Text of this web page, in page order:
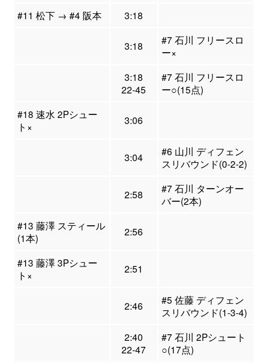
#11 松下 → #4 阪本 3:18
3:18
#7 石川 フリースロ
ー×
3:18
22-45
#7 石川 フリースロ
ー○(15点)
#18 速水 2Pシュー
ト×
3:06
3:04
#6 山川 ディフェン
スリバウンド(0-2-2)
2:58
#7 石川 ターンオー
バー(2本)
#13 藤澤 スティール
(1本)
2:56
#13 藤澤 3Pシュー
ト×
2:51
2:46
#5 佐藤 ディフェン
スリバウンド(1-3-4)
2:40
22-47
#7 石川 2Pシュート
○(17点)